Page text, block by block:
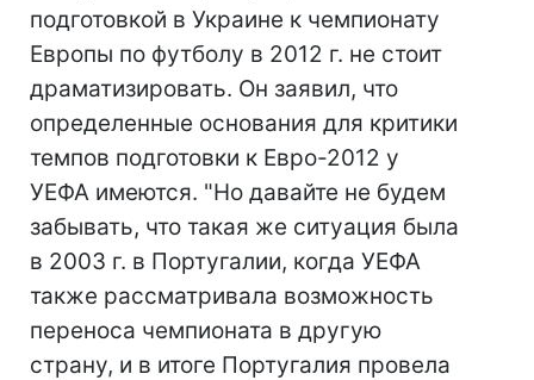
подготовкой в Украине к чемпионату
Европы по футболу в 2012 г. не стоит
драматизировать. Он заявил, что
определенные основания для критики
темпов подготовки к Евро-2012 у
УЕФА имеются. "Но давайте не будем
забывать, что такая же ситуация была
в 2003 г. в Португалии, когда УЕФА
также рассматривала возможность
переноса чемпионата в другую
страну, и в итоге Португалия провела